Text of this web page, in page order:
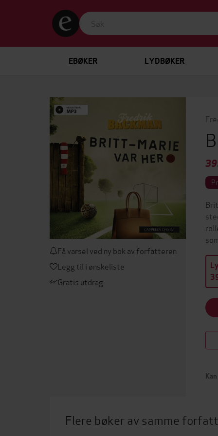
EBØKER LYDBØKER
Få varsel ved ny bok av forfatteren
Legg til i ønskeliste
Gratis utdrag
Flere bøker av samme